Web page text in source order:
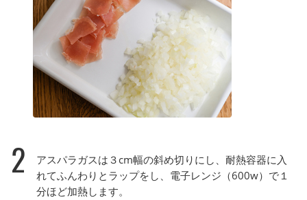
2
アスパラガスは３cm幅の斜め切りにし、耐熱容器に入
れてふんわりとラップをし、電子レンジ（600w）で１
分ほど加熱します。